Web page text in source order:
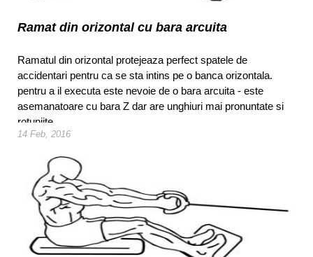
Ramat din orizontal cu bara arcuita
Ramatul din orizontal protejeaza perfect spatele de
accidentari pentru ca se sta intins pe o banca orizontala.
pentru a il executa este nevoie de o bara arcuita - este
asemanatoare cu bara Z dar are unghiuri mai pronuntate si
rotunjite.
14 Feb, 2016